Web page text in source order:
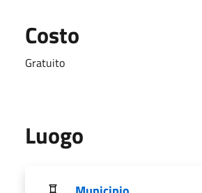
Costo
Gratuito
Luogo